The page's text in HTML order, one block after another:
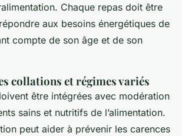
Chaque repas doit être
aux besoins énergétiques de
compte de son âge et de son
collations et régimes variés
être intégrées avec modération
sains et nutritifs de l’alimentation.
peut aider à prévenir les carences